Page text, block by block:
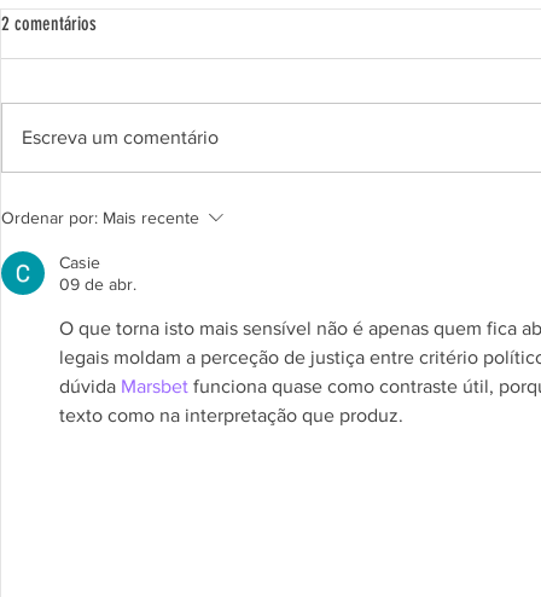
A Nova Legislação da Proteção do
de 18 de Outubro
2 comentários
Escreva um comentário
Ordenar por: Mais recente
Casie
09 de abr.
O que torna isto mais sensível não é apenas quem fica
legais moldam a perceção de justiça entre critério
dúvida Marsbet funciona quase como contraste útil,
texto como na interpretação que produz.